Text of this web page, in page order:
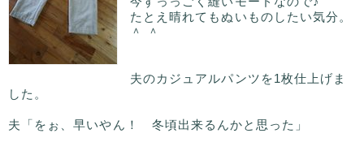
たとえ晴れてもぬいものしたい気分。
＾ ＾
夫のカジュアルパンツを1枚仕上げま
した。
夫「をぉ、早いやん！ 冬頃出来るんかと思った」